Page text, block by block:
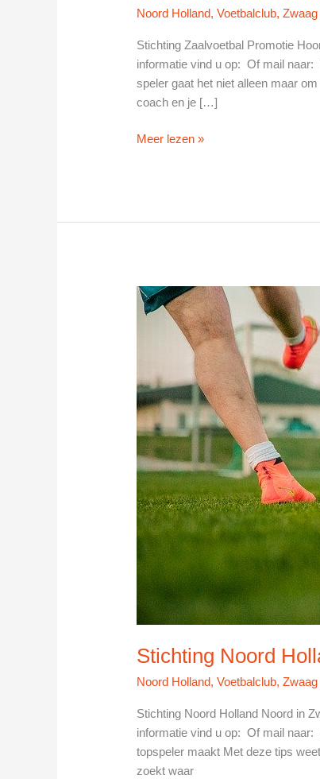
Noord Holland,Voetbalclub,Zwaag
Stichting Zaalvoetbal Promotie
informatie vind u op: Of mail naar:
speler gaat het niet alleen maar
coach en je […]
Stichting
Meer lezen »
Stichting Noord
Noord Holland,Voetbalclub,Zwaag
Stichting Noord Holland Noord in
informatie vind u op: Of mail naar:
topspeler maakt Met deze tips
zoekt waar